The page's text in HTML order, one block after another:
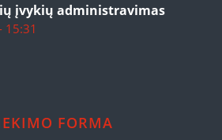
įvykių administravimas
15:31
FORMA